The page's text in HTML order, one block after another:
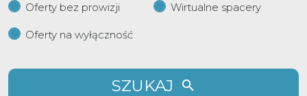
Oferty bez prowizji Wirtualne spacery
Oferty na wyłączność
SZUKAJ